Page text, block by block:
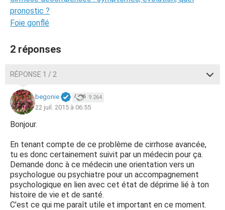
pronostic ?
Foie gonflé
2 réponses
RÉPONSE 1 / 2
begonie 9 264
22 juil. 2015 à 06:55
Bonjour.
En tenant compte de ce problème de cirrhose avancée,
tu es donc certainement suivit par un médecin pour ça.
Demande donc à ce médecin une orientation vers un
psychologue ou psychiatre pour un accompagnement
psychologique en lien avec cet état de déprime lié à ton
histoire de vie et de santé.
C'est ce qui me paraît utile et important en ce moment.